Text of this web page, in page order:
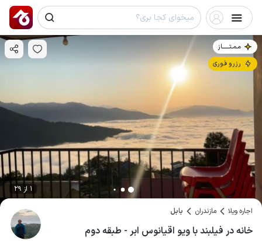
مـمـتــــــاز
رزرو فوری
1 از 29
اجاره ویلا مازندران بابل
خانه در فیلبند با ویو اقیانوس ابر - طبقه دوم